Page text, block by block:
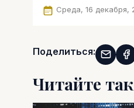
Среда, 16 декабря,
Поделиться:
Читайте